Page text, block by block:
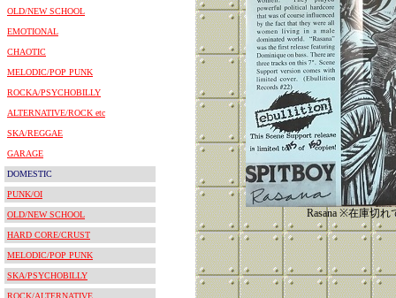
OLD/NEW SCHOOL
EMOTIONAL
CHAOTIC
MELODIC/POP PUNK
ROCKA/PSYCHOBILLY
ALTERNATIVE/ROCK etc
SKA/REGGAE
GARAGE
DOMESTIC
PUNK/OI
OLD/NEW SCHOOL
HARD CORE/CRUST
MELODIC/POP PUNK
SKA/PSYCHOBILLY
ROCK/ALTERNATIVE
Rasana ※在庫切